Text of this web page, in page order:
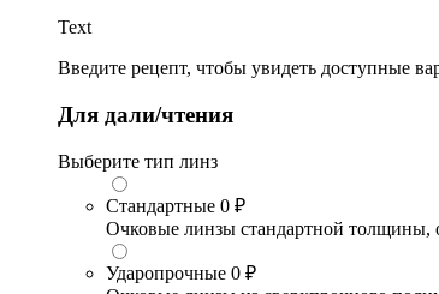
Text
Введите рецепт, чтобы увидеть доступные
Для дали/чтения
Выберите тип линз
Стандартные 0 ₽
Очковые линзы стандартной толщины,
Ударопрочные 0 ₽